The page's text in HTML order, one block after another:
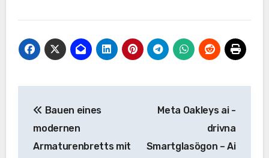
Navigation
Bauen eines
modernen
Armaturenbretts mit
Meta Oakleys ai -
drivna
Smartglasögon – Ai